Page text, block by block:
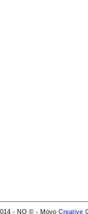
- NO © - Μόνο Creative